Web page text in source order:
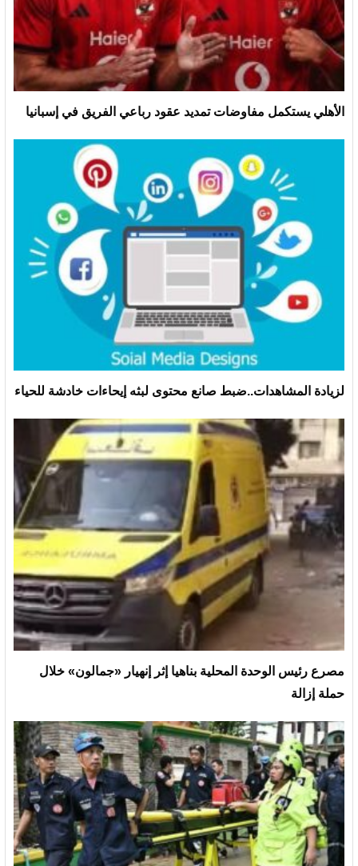
الأهلي يستكمل مفاوضات تمديد عقود رباعي الفريق في إسبانيا
لزيادة المشاهدات..ضبط صانع محتوى لبثه إيحاءات خادشة للحياء
مصرع رئيس الوحدة المحلية بناهيا إثر إنهيار «جمالون» خلال
حملة إزالة